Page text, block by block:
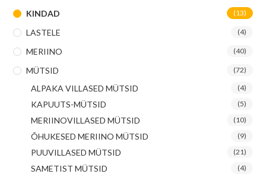
KINDAD (13)
LASTELE (4)
MERIINO (40)
MÜTSID (72)
ALPAKA VILLASED MÜTSID (4)
KAPUUTS-MÜTSID (5)
MERIINOVILLASED MÜTSID (10)
ÕHUKESED MERIINO MÜTSID (9)
PUUVILLASED MÜTSID (21)
SAMETIST MÜTSID (4)